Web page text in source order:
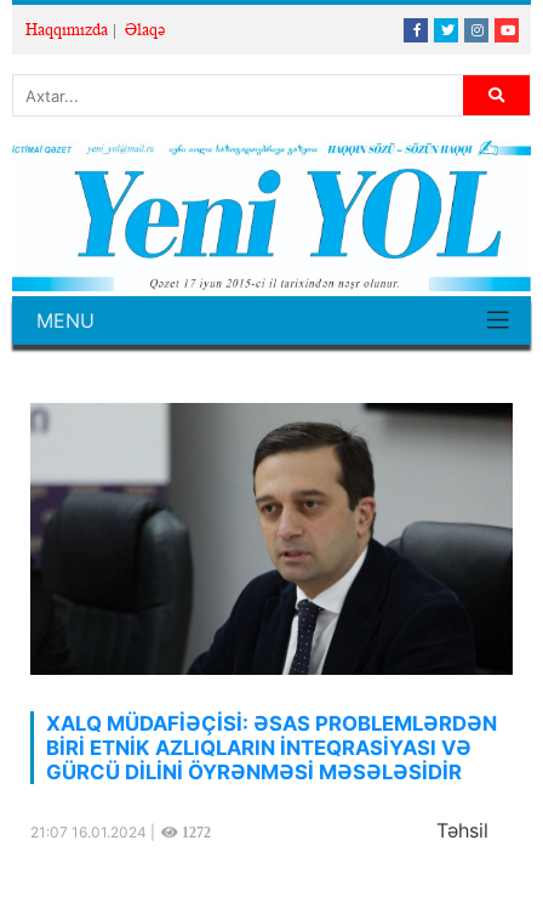
Haqqımızda Əlaqə
MENU
XALQ MÜDAFİƏÇİSİ: ƏSAS PROBLEMLƏRDƏN
BİRİ ETNİK AZLIQLARIN İNTEQRASİYASI VƏ
GÜRCÜ DİLİNİ ÖYRƏNMƏSİ MƏSƏLƏSİDİR
21:07 16.01.2024 | 1272 Təhsil